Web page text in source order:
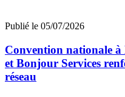
Publié le 05/07/2026
Convention nationale
et Bonjour Services
réseau